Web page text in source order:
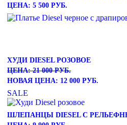
ЦЕНА: 5 500 РУБ.
ХУДИ DIESEL РОЗОВОЕ
ЦЕНА: 21 000 РУБ.
НОВАЯ ЦЕНА: 12 000 РУБ.
SALE
ШЛЕПАНЦЫ DIESEL С